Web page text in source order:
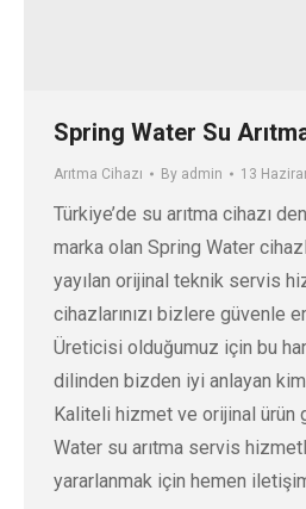
Spring Water Su
Arıtma Cihazı By admin 13
Türkiye’de su arıtma cihazı
marka olan Spring Water
yayılan orijinal teknik servis
cihazlarınızı bizlere güvenle
Üreticisi olduğumuz için bu
dilinden bizden iyi anlayan
Kaliteli hizmet ve orijinal ürün
Water su arıtma servis
yararlanmak için hemen